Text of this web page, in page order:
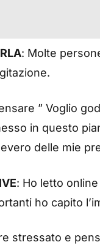
: Molte
” Voglio
in questo
delle mie
: Ho letto
ho capito
stressato e